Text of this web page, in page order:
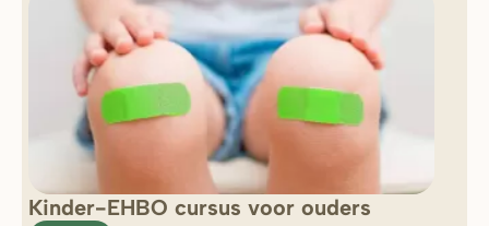
Kinder-EHBO cursus voor ouders